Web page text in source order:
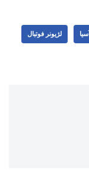
لژیونر فوتبال